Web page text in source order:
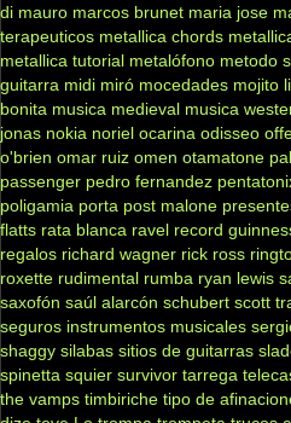
di mauro marcos brunet maria jose
terapeuticos metallica chords
metallica tutorial metalófono metodo
guitarra midi miró mocedades mojito
bonita musica medieval musica
jonas nokia noriel ocarina odisseo
o'brien omar ruiz omen otamatone
passenger pedro fernandez
poligamia porta post malone
flatts rata blanca ravel record
regalos richard wagner rick ross
roxette rudimental rumba ryan lewis
saxofón saúl alarcón schubert scott
seguros instrumentos musicales
shaggy silabas sitios de guitarras
spinetta squier survivor tarrega
the vamps timbiriche tipo de